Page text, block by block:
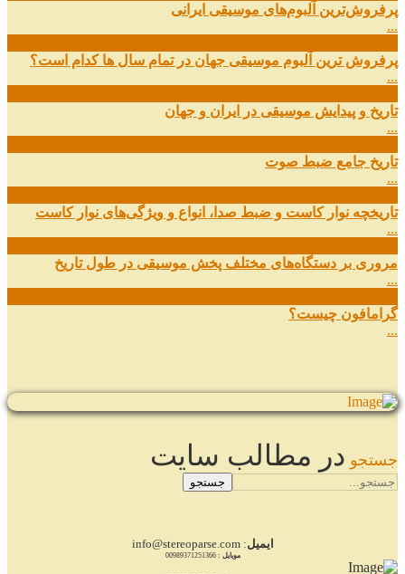
پرفروش‌ترین آلبوم‌های موسیقی ایرانی
...
پرفروش ترین آلبوم موسیقی جهان در تمام سال ها کدام است؟
...
تاریخ و پیدایش موسیقی در ایران و جهان
...
تاریخ جامع ضبط صوت
...
تاریخچه نوار کاست و ضبط صدا، انواع و ویژگی‌های نوار کاست
...
مروری بر دستگاه‌های مختلف پخش موسیقی در طول تاریخ
...
گرامافون چیست؟
...
جستجو در مطالب سایت
جستجو
ایمیل : info@stereoparse.com
موبایل :00989371251366